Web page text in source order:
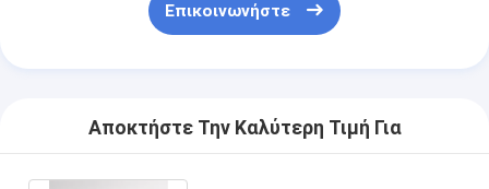
Επικοινωνήστε
Αποκτήστε Την Καλύτερη Τιμή Για